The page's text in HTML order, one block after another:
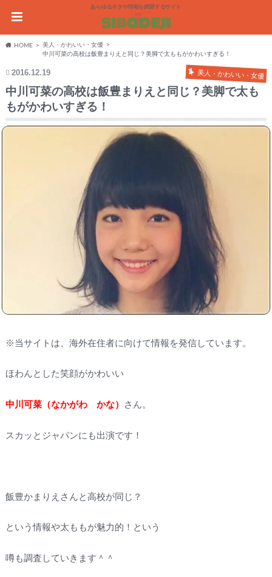
あらゆるネタや情報を網羅するサイト
HOME
美人・かわいい・女優
中川可菜の高校は飯豊まりえと同じ？美脚で太ももがかわいすぎる！
2016.12.19 美人・かわいい・女優
中川可菜の高校は飯豊まりえと同じ？美脚で太も
もがかわいすぎる！
※当サイトは、海外在住者に向けて情報を発信しています。
ほわんとした笑顔がかわいい
中川可菜（なかがわ かな） さん。
スカッとジャパンにも出演です！
飯豊かまりえさんと高校が同じ？
という情報や太ももが魅力的！という
噂も調査していきます＾＾